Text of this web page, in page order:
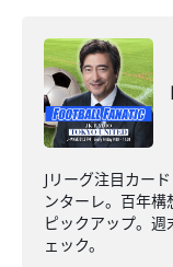
Jリーグ注目カー
ンターレ。百年
ピックアップ。
ェック。